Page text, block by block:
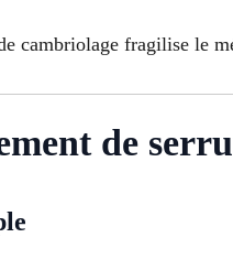
cambriolage fragilise le
de